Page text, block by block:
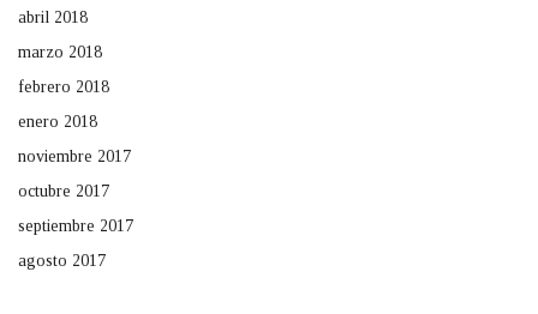
abril 2018
marzo 2018
febrero 2018
enero 2018
noviembre 2017
octubre 2017
septiembre 2017
agosto 2017